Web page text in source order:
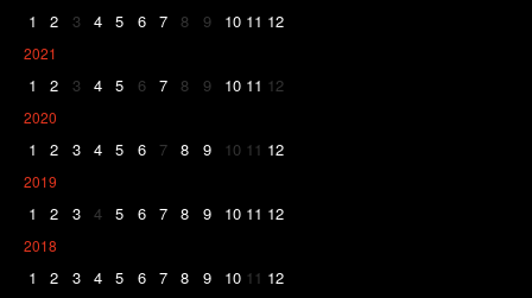
1 2 3 4 5 6 7 8 9 10 11 12
2021
1 2 3 4 5 6 7 8 9 10 11 12
2020
1 2 3 4 5 6 7 8 9 10 11 12
2019
1 2 3 4 5 6 7 8 9 10 11 12
2018
1 2 3 4 5 6 7 8 9 10 11 12